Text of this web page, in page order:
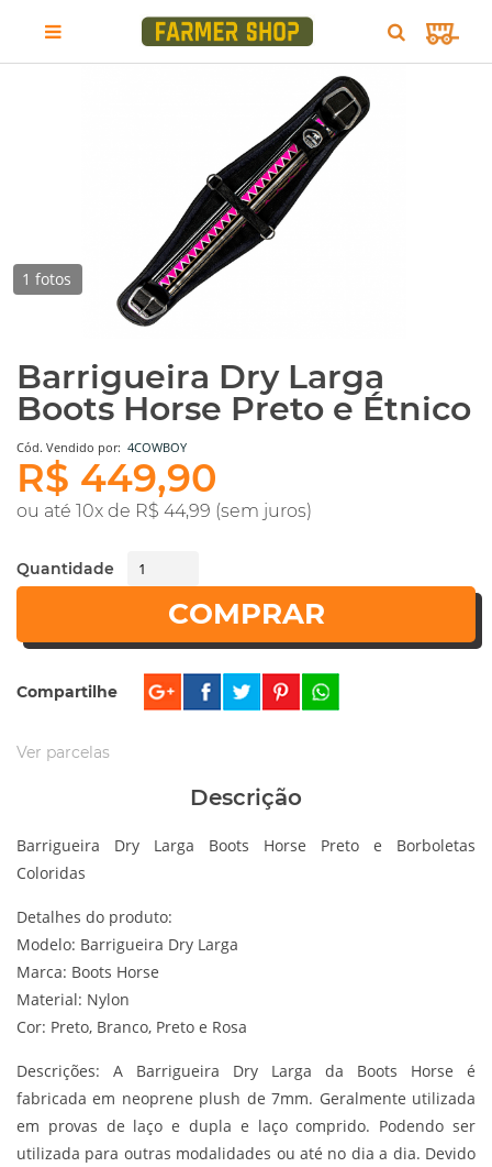
1 fotos
Barrigueira Dry Larga
Boots Horse Preto e Étnico
Cód. Vendido por: 4COWBOY
R$ 449,90
ou até 10x de R$ 44,99 (sem juros)
Quantidade
COMPRAR
Compartilhe
Ver parcelas
Descrição
Barrigueira Dry Larga Boots Horse Preto e Borboletas
Coloridas
Detalhes do produto:
Modelo: Barrigueira Dry Larga
Marca: Boots Horse
Material: Nylon
Cor: Preto, Branco, Preto e Rosa
Descrições: A Barrigueira Dry Larga da Boots Horse é
fabricada em neoprene plush de 7mm. Geralmente utilizada
em provas de laço e dupla e laço comprido. Podendo ser
utilizada para outras modalidades ou até no dia a dia. Devido